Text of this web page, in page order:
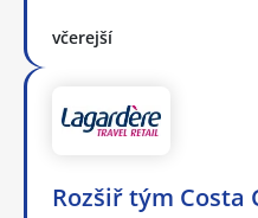
včerejší
Rozšiř tým Costa